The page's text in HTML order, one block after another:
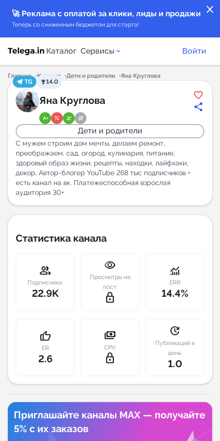
close
🚀 Реклама с оплатой за клики, лиды и продажи
Теперь со сниженным бюджетом для старта!
Каталог Сервисы
Каталог каналов
Каталог ботов
Горящие предложения
Индекс читаемости каналов в Telegram
New
Аналитика MAX каналов
New
Индивидуальное сопровождение
Аналитика Telegram
Войти
Главная Каталог Дети и родители
Яна Круглова
TG
14.0
Яна Круглова
Дети и родители
С мужем строим дом мечты, делаем ремонт,
преображаем, сад, огород, кулинария, питание,
здоровый образ жизни, рецепты, находки, лайфхаки,
декор, Автор-блогер YouTube 268 тыс подписчиков +
есть канал на вк. Платежеспособная взрослая
аудитория 30+
Статистика канала
group
Подписчики:
22.9K
visibility
Просмотры на
пост:
lock_outline
monitoring
ERR
14.4%
thumb_up
ER
2.6
payments
CPV:
lock_outline
update
Публикаций в
день:
1.0
Приглашайте каналы MAX — получайте
5% с их заказов